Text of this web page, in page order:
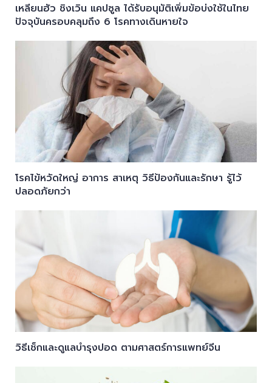
เหลียนฮัว ชิงเวิน แคปซูล ได้รับอนุมัติเพิ่มข้อบ่งใช้ในไทย
ปัจจุบันครอบคลุมถึง 6 โรคทางเดินหายใจ
โรคไข้หวัดใหญ่ อาการ สาเหตุ วิธีป้องกันและรักษา รู้ไว้
ปลอดภัยกว่า
วิธีเช็กและดูแลบำรุงปอด ตามศาสตร์การแพทย์จีน